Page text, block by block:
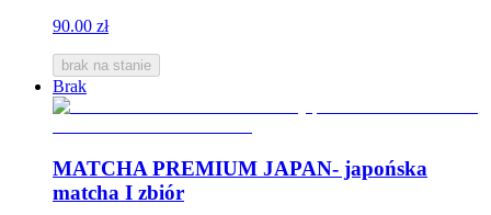
90.00 zł
brak na stanie
Brak
MATCHA PREMIUM JAPAN- japońska
matcha I zbiór